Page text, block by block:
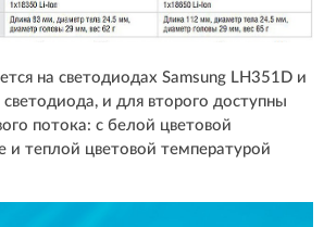
на светодиодах Samsung LH351D и
и для второго доступны
потока: с белой цветовой
и теплой цветовой температурой